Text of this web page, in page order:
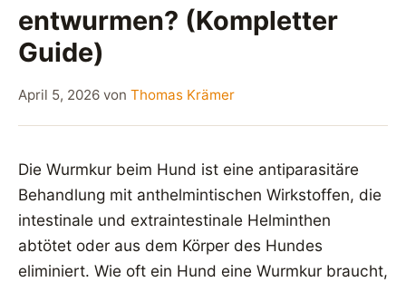
entwurmen? (Kompletter
Guide)
April 5, 2026 von Thomas Krämer
Die Wurmkur beim Hund ist eine antiparasitäre
Behandlung mit anthelmintischen Wirkstoffen, die
intestinale und extraintestinale Helminthen
abtötet oder aus dem Körper des Hundes
eliminiert. Wie oft ein Hund eine Wurmkur braucht,